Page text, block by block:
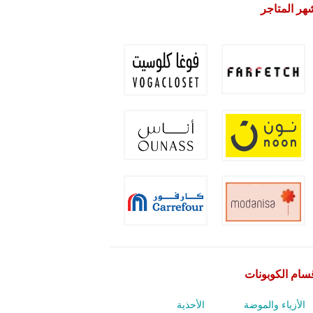
المتاجر
الكوبونات
الأزياء والموضة الأحذية